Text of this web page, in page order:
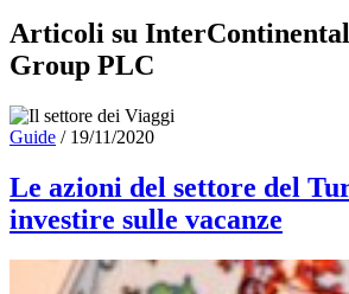
Articoli su
Group PLC
Guide / 19/11/2020
Le azioni del settore del
investire sulle vacanze